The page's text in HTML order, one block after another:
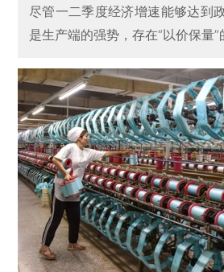
尽管一二季度经济增速能够达到
是生产端的强势，存在“以价保量”